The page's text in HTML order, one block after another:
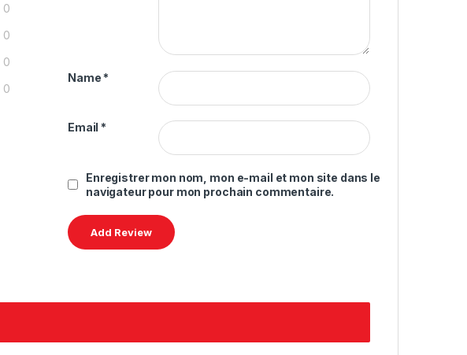
0
0
0
0
Name *
Email *
Enregistrer mon nom, mon e-mail et mon site dans le
navigateur pour mon prochain commentaire.